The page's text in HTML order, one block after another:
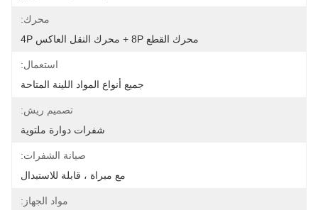
محرك:
محرك القطع 8P + محرك النقل العاكس 4P
استعمال:
جميع أنواع المواد اللينة المتاحة
تصميم ريش:
شفرات دوارة ملتوية
صيانة الشفرات:
مع مبراة ، قابلة للاستبدال
مواد الجهاز: